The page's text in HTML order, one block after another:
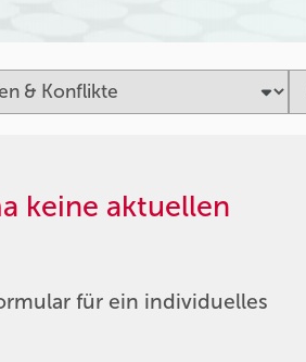
keine aktuellen
für ein individuelles